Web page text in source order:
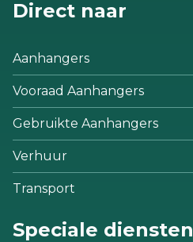
Direct naar
Aanhangers
Vooraad Aanhangers
Gebruikte Aanhangers
Verhuur
Transport
Speciale diensten